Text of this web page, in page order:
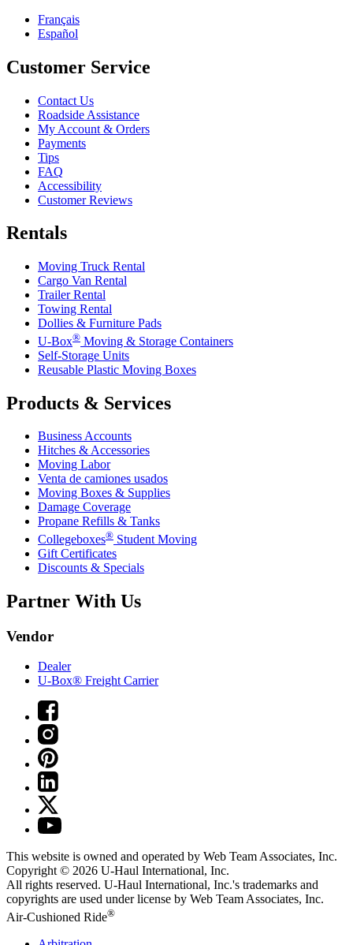
Français
Español
Customer Service
Contact Us
Roadside Assistance
My Account & Orders
Payments
Tips
FAQ
Accessibility
Customer Reviews
Rentals
Moving Truck Rental
Cargo Van Rental
Trailer Rental
Towing Rental
Dollies & Furniture Pads
U-Box® Moving & Storage Containers
Self-Storage Units
Reusable Plastic Moving Boxes
Products & Services
Business Accounts
Hitches & Accessories
Moving Labor
Venta de camiones usados
Moving Boxes & Supplies
Damage Coverage
Propane Refills & Tanks
Collegeboxes® Student Moving
Gift Certificates
Discounts & Specials
Partner With Us
Vendor
Dealer
U-Box® Freight Carrier
This website is owned and operated by Web Team Associates, Inc.
Copyright © 2026 U-Haul International, Inc.
All rights reserved. U-Haul International, Inc.'s trademarks and
copyrights are used under license by Web Team Associates, Inc.
Air-Cushioned Ride®